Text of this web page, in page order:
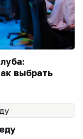
выбрать